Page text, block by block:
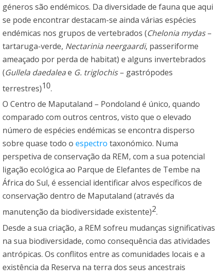
géneros são endémicos. Da diversidade de fauna que aqui
se pode encontrar destacam-se ainda várias espécies
endémicas nos grupos de vertebrados (Chelonia mydas–
tartaruga-verde, Nectarinia neergaardi, passeriforme
ameaçado por perda de habitat) e alguns invertebrados
(Gullela daedaleae G. triglochis– gastrópodes
terrestres)10.
O Centro de Maputaland – Pondoland é único, quando
comparado com outros centros, visto que o elevado
número de espécies endémicas se encontra disperso
sobre quase todo o espectro taxonómico. Numa
perspetiva de conservação da REM, com a sua potencial
ligação ecológica ao Parque de Elefantes de Tembe na
África do Sul, é essencial identificar alvos específicos de
conservação dentro de Maputaland (através da
manutenção da biodiversidade existente)2.
Desde a sua criação, a REM sofreu mudanças significativas
na sua biodiversidade, como consequência das atividades
antrópicas. Os conflitos entre as comunidades locais e a
existência da Reserva na terra dos seus ancestrais